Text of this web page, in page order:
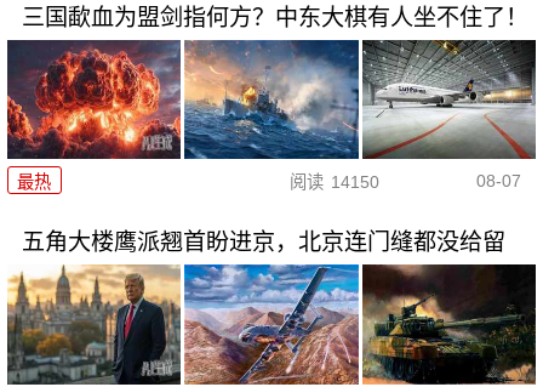
三国歃血为盟剑指何方？中东大棋有人坐不住了！
最热 阅读 14150 08-07
五角大楼鹰派翘首盼进京，北京连门缝都没给留